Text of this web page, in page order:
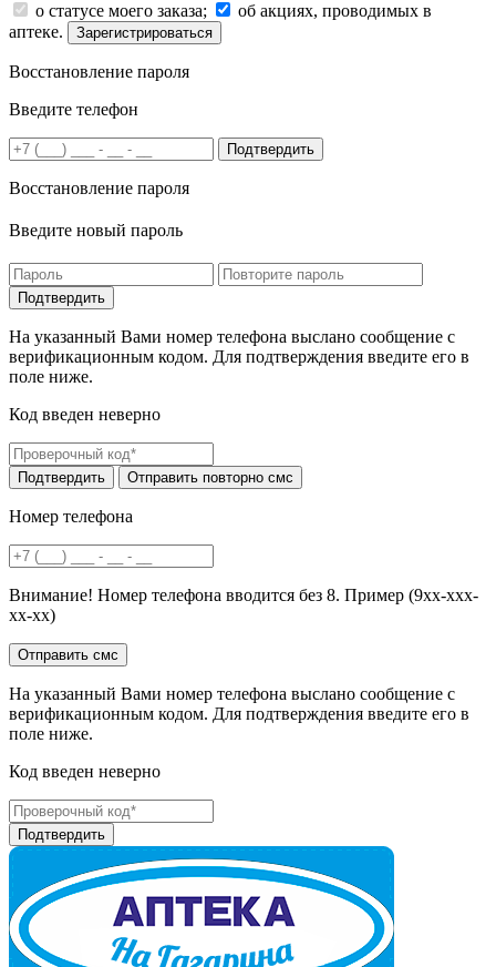
о статусе моего заказа;
об акциях, проводимых в
аптеке.
Зарегистрироваться
Восстановление пароля
Введите телефон
Подтвердить
Восстановление пароля
Введите новый пароль
На указанный Вами номер телефона выслано сообщение с
верификационным кодом. Для подтверждения введите его в
поле ниже.
Код введен неверно
Номер телефона
Внимание! Номер телефона вводится без 8. Пример (9хх-ххх-
хх-хх)
На указанный Вами номер телефона выслано сообщение с
верификационным кодом. Для подтверждения введите его в
поле ниже.
Код введен неверно